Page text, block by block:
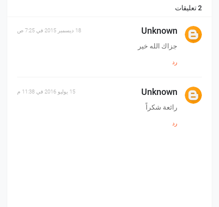
2 تعليقات
Unknown 18 ديسمبر 2015 في 7:25 ص
جزاك الله خير
رد
Unknown 15 يوليو 2016 في 11:38 م
رائعة شكراً
رد